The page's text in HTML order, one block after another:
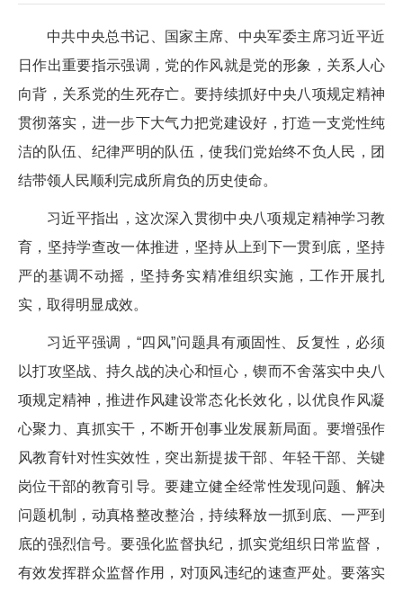
中共中央总书记、国家主席、中央军委主席习近平近
日作出重要指示强调，党的作风就是党的形象，关系人心
向背，关系党的生死存亡。要持续抓好中央八项规定精神
贯彻落实，进一步下大气力把党建设好，打造一支党性纯
洁的队伍、纪律严明的队伍，使我们党始终不负人民，团
结带领人民顺利完成所肩负的历史使命。
习近平指出，这次深入贯彻中央八项规定精神学习教
育，坚持学查改一体推进，坚持从上到下一贯到底，坚持
严的基调不动摇，坚持务实精准组织实施，工作开展扎
实，取得明显成效。
习近平强调，“四风”问题具有顽固性、反复性，必须
以打攻坚战、持久战的决心和恒心，锲而不舍落实中央八
项规定精神，推进作风建设常态化长效化，以优良作风凝
心聚力、真抓实干，不断开创事业发展新局面。要增强作
风教育针对性实效性，突出新提拔干部、年轻干部、关键
岗位干部的教育引导。要建立健全经常性发现问题、解决
问题机制，动真格整改整治，持续释放一抓到底、一严到
底的强烈信号。要强化监督执纪，抓实党组织日常监督，
有效发挥群众监督作用，对顶风违纪的速查严处。要落实